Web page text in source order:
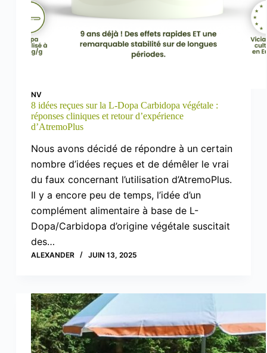
NV
8 idées reçues sur la L-Dopa Carbidopa végétale :
réponses cliniques et retour d’expérience
d’AtremoPlus
Nous avons décidé de répondre à un certain
nombre d’idées reçues et de démêler le vrai
du faux concernant l’utilisation d’AtremoPlus.
Il y a encore peu de temps, l’idée d’un
complément alimentaire à base de L-
Dopa/Carbidopa d’origine végétale suscitait
des…
ALEXANDER JUIN 13, 2025